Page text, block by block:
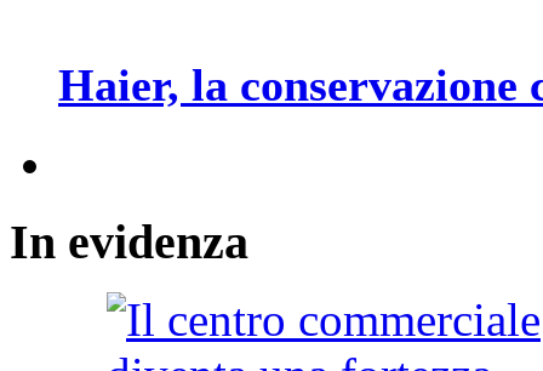
Haier, la conservazione
In evidenza